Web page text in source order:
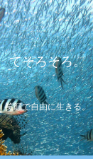
てそろそろ。
笑顔で自由に生きる。